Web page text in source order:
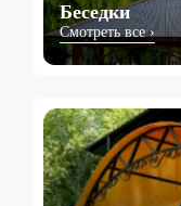
Беседки
Смотреть все ›